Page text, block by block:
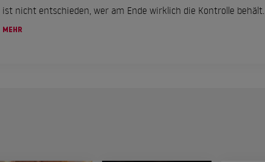
ist nicht entschieden, wer am Ende wirklich die Kontrolle behält.
MEHR